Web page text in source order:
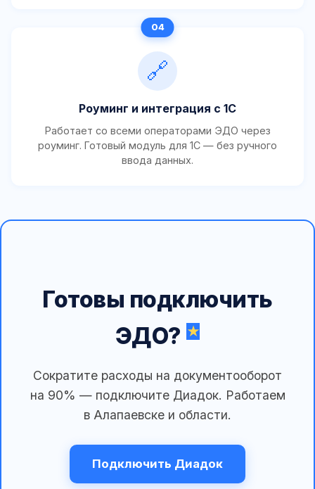
🔗
Роуминг и интеграция с 1С
Работает со всеми операторами ЭДО через
роуминг. Готовый модуль для 1С — без ручного
ввода данных.
Готовы подключить
ЭДО?
Сократите расходы на документооборот
на 90% — подключите Диадок. Работаем
в Алапаевске и области.
Подключить Диадок